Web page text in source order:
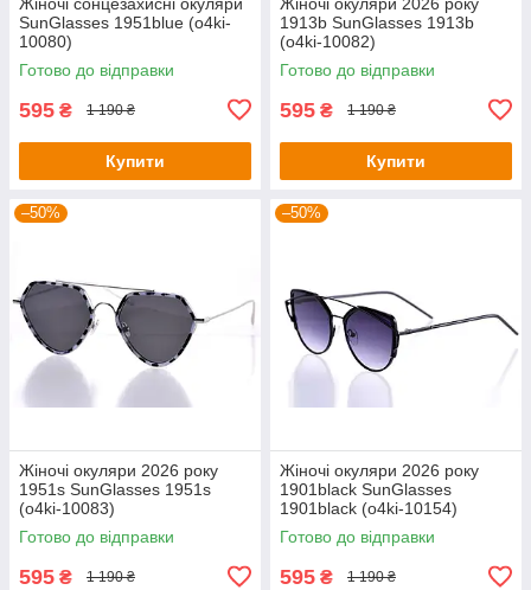
SunGlasses 1951blue (o4ki-
10080)
Готово до відправки
595 ₴ 1 190 ₴
Купити
1913b SunGlasses 1913b
(o4ki-10082)
Готово до відправки
595 ₴ 1 190 ₴
Купити
–50%
Жіночі окуляри 2026 року
1951s SunGlasses 1951s
(o4ki-10083)
Готово до відправки
595 ₴ 1 190 ₴
–50%
Жіночі окуляри 2026 року
1901black SunGlasses
1901black (o4ki-10154)
Готово до відправки
595 ₴ 1 190 ₴